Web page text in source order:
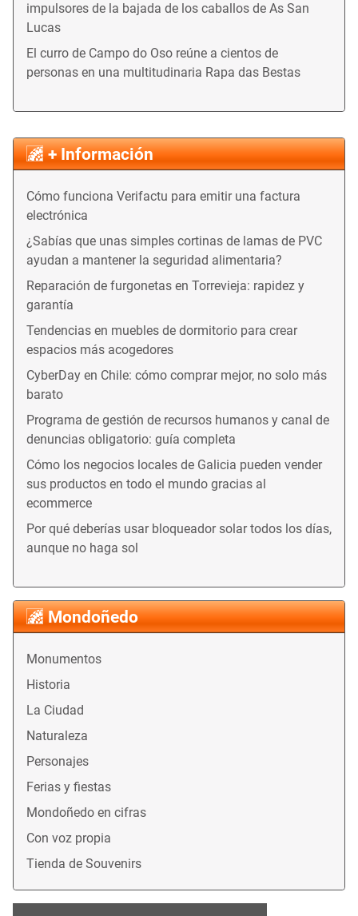
Mondoñedo
Monumentos
Historia
La Ciudad
Naturaleza
Personajes
Ferias y fiestas
Mondoñedo en cifras
Con voz propia
Tienda de Souvenirs
impulsores de la bajada de los caballos de As San
Lucas
El curro de Campo do Oso reúne a cientos de
personas en una multitudinaria Rapa das Bestas
+ Información
Cómo funciona Verifactu para emitir una factura
electrónica
¿Sabías que unas simples cortinas de lamas de PVC
ayudan a mantener la seguridad alimentaria?
Reparación de furgonetas en Torrevieja: rapidez y
garantía
Tendencias en muebles de dormitorio para crear
espacios más acogedores
CyberDay en Chile: cómo comprar mejor, no solo más
barato
Programa de gestión de recursos humanos y canal de
denuncias obligatorio: guía completa
Cómo los negocios locales de Galicia pueden vender
sus productos en todo el mundo gracias al
ecommerce
Por qué deberías usar bloqueador solar todos los días,
aunque no haga sol